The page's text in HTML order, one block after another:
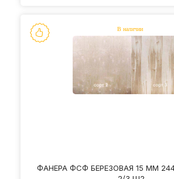
ФАНЕРА ФСФ БЕРЕЗОВАЯ 15 ММ